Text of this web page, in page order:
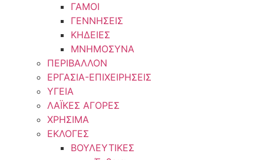
ΓΑΜΟΙ
ΓΕΝΝΗΣΕΙΣ
ΚΗΔΕΙΕΣ
ΜΝΗΜΟΣΥΝΑ
ΠΕΡΙΒΑΛΛΟΝ
ΕΡΓΑΣΙΑ-ΕΠΙΧΕΙΡΗΣΕΙΣ
ΥΓΕΙΑ
ΛΑΪΚΕΣ ΑΓΟΡΕΣ
ΧΡΗΣΙΜΑ
ΕΚΛΟΓΕΣ
ΒΟΥΛΕΥΤΙΚΕΣ